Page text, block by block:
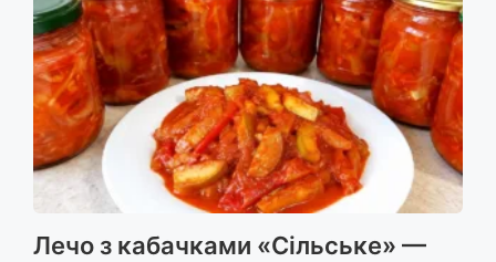
Лечо з кабачками «Сільське» —